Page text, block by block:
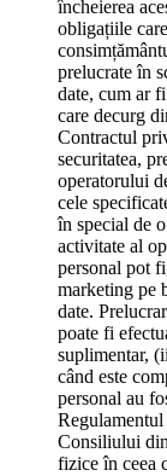
încheierea
obligațiile
prelucrate în
date, cum ar
care decurg
Contractul
securitatea,
operatorului
cele
în special de
activitate al
personal pot
marketing pe
date.
poate fi
suplimentar,
când este
personal au
Consiliului
fizice în ceea